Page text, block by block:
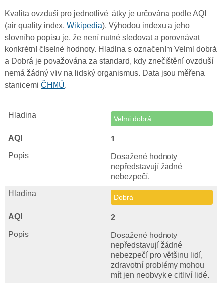
Kvalita ovzduší pro jednotlivé látky je určována podle AQI
(air quality index, Wikipedia). Výhodou indexu a jeho
slovního popisu je, že není nutné sledovat a porovnávat
konkrétní číselné hodnoty. Hladina s označením Velmi dobrá
a Dobrá je považována za standard, kdy znečištění ovzduší
nemá žádný vliv na lidský organismus. Data jsou měřena
stanicemi ČHMÚ.
Velmi dobrá
1
Dosažené hodnoty
nepředstavují žádné
nebezpečí.
Dobrá
2
Dosažené hodnoty
nepředstavují žádné
nebezpečí pro většinu lidí,
zdravotní problémy mohou
mít jen neobvykle citliví lidé.